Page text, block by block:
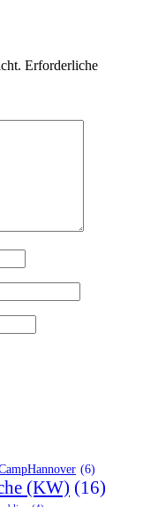
Erforderliche
(6)
(KW) (16)